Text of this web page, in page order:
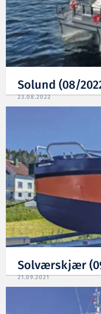
Solund (08/
23.08.2022
Solværskjær
21.09.2021